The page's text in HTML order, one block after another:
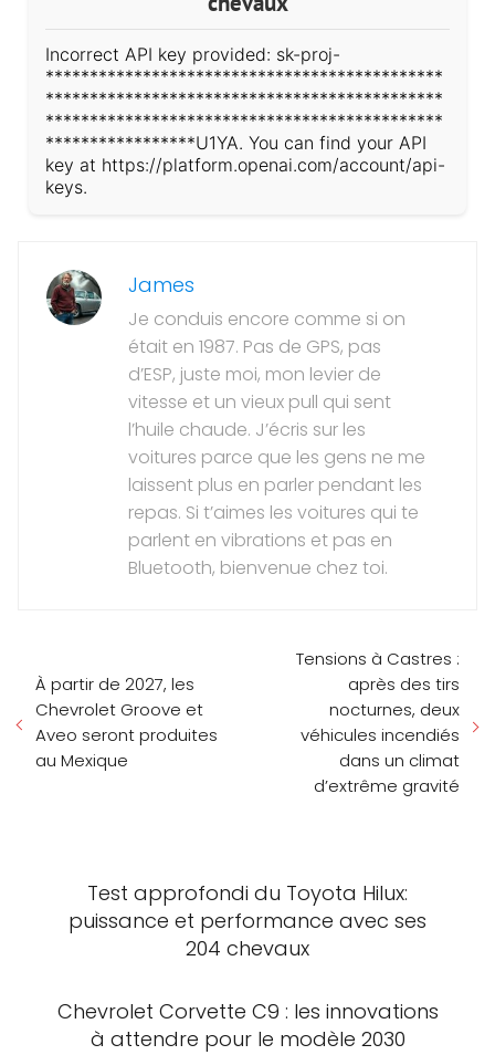
Incorrect API key provided: sk-proj-
*********************************************
*********************************************
*********************************************
*****************U1YA. You can find your API
key at https://platform.openai.com/account/api-
keys.
James
Je conduis encore comme si on
était en 1987. Pas de GPS, pas
d’ESP, juste moi, mon levier de
vitesse et un vieux pull qui sent
l’huile chaude. J’écris sur les
voitures parce que les gens ne me
laissent plus en parler pendant les
repas. Si t’aimes les voitures qui te
parlent en vibrations et pas en
Bluetooth, bienvenue chez toi.
À partir de 2027, les
Chevrolet Groove et
Aveo seront produites
au Mexique
Tensions à Castres :
après des tirs
nocturnes, deux
véhicules incendiés
dans un climat
d’extrême gravité
Test approfondi du Toyota Hilux:
puissance et performance avec ses
204 chevaux
Chevrolet Corvette C9 : les innovations
à attendre pour le modèle 2030